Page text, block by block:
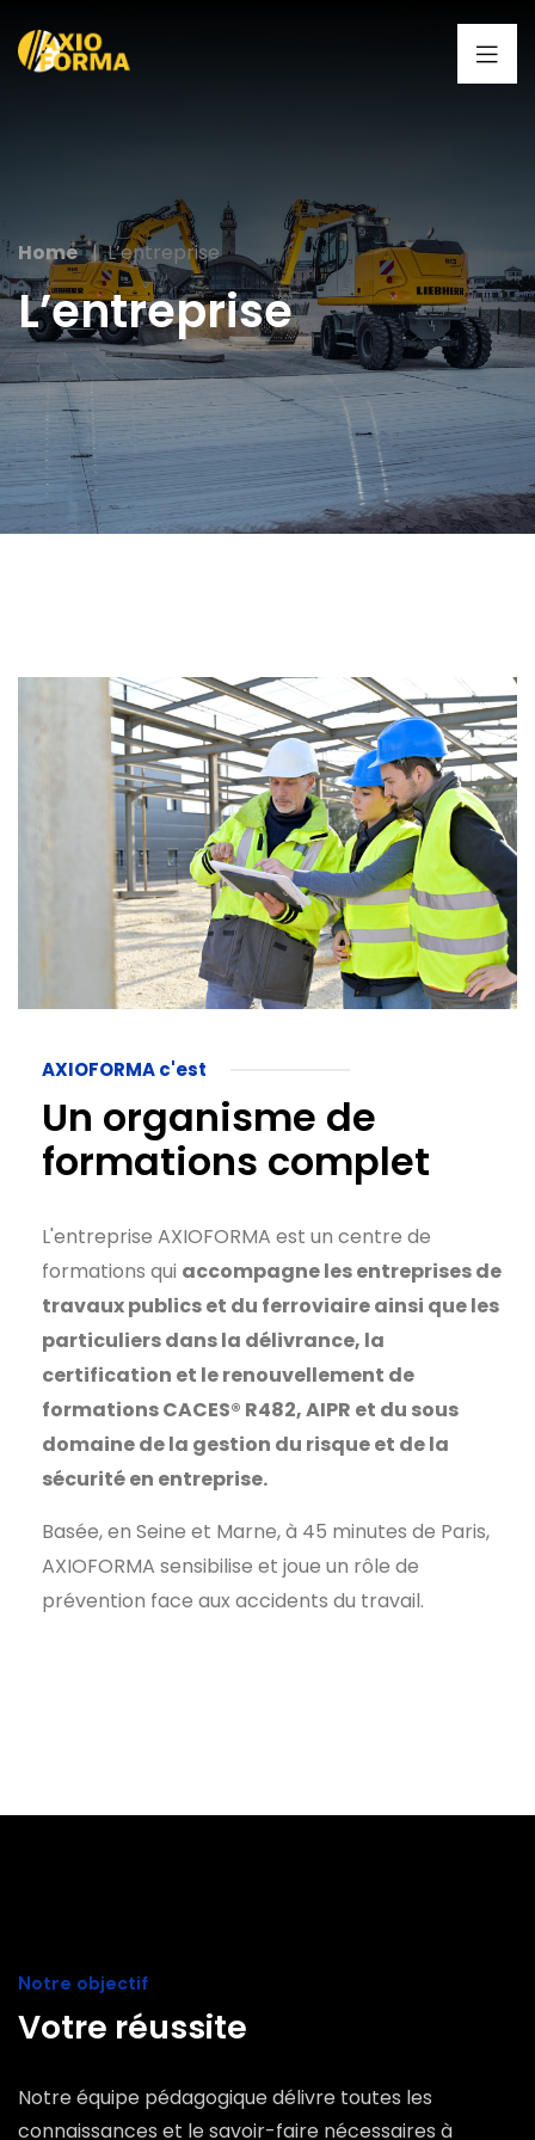
Home L’entreprise
L’entreprise
AXIOFORMA c'est
Un organisme de
formations complet
L'entreprise AXIOFORMA est un centre de
formations qui accompagne les entreprises de
travaux publics et du ferroviaire ainsi que les
particuliers dans la délivrance, la
certification et le renouvellement de
formations CACES® R482, AIPR et du sous
domaine de la gestion du risque et de la
sécurité en entreprise.
Basée, en Seine et Marne, à 45 minutes de Paris,
AXIOFORMA sensibilise et joue un rôle de
prévention face aux accidents du travail.
Notre objectif
Votre réussite
Notre équipe pédagogique délivre toutes les
connaissances et le savoir-faire nécessaires à